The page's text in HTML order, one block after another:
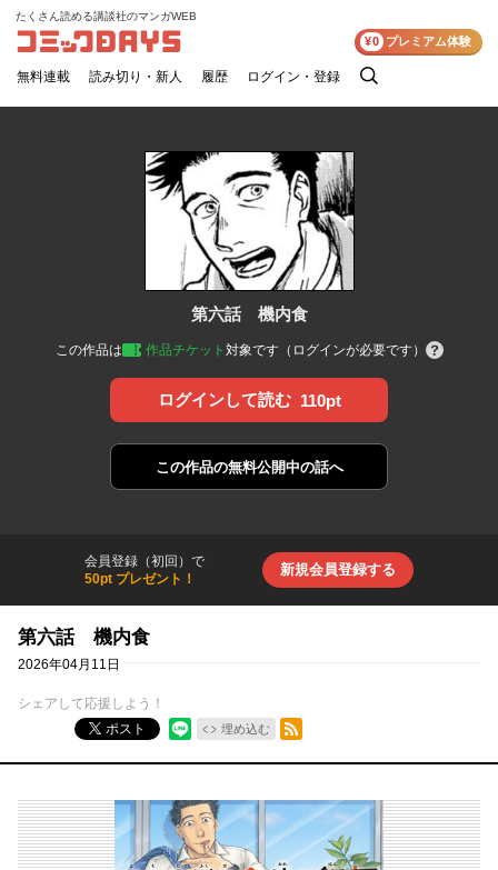
コミックDAYS
たくさん読める講談社のマンガWEB
無料連載 読み切り・新人 履歴 ログイン・登録
検
¥0 プレミアム体験
第六話 機内食
この作品は 作品チケット 対象です（ログインが必要です）
ログインして読む 110pt
この作品の無料公開中の話へ
会員登録（初回）で
50pt プレゼント！
新規会員登録する
第六話 機内食
2026年04月11日
シェアして応援しよう！
ポスト
埋め込む
RSSフィード